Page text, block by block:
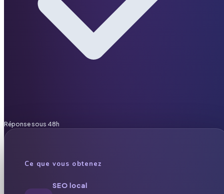
Réponse sous 48h
Ce que vous obtenez
SEO local